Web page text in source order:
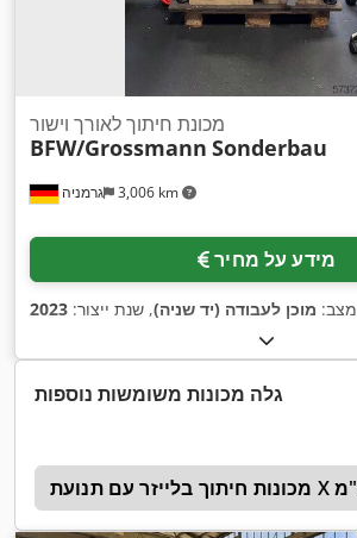
גרמניה 3,006 km
מכונת חיתוך לאורך וישור
BFW/Grossmann Sonderbau
מידע על מחיר
מצב: מוכן לעבודה (יד שניה), שנת ייצור: 2023
גלה מכונות משומשות נוספות